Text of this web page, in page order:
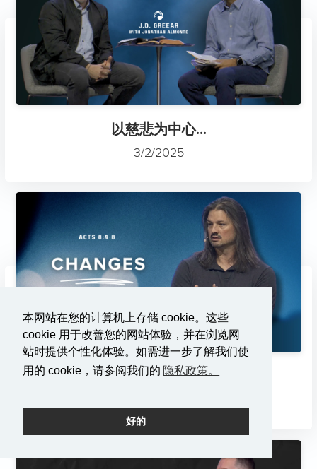
本网站在您的计算机上存储 cookie。这些
cookie 用于改善您的网站体验，并在浏览网
站时提供个性化体验。如需进一步了解我们使
用的 cookie，请参阅我们的 隐私政策。
好的
以慈悲为中心...
3/2/2025
变化